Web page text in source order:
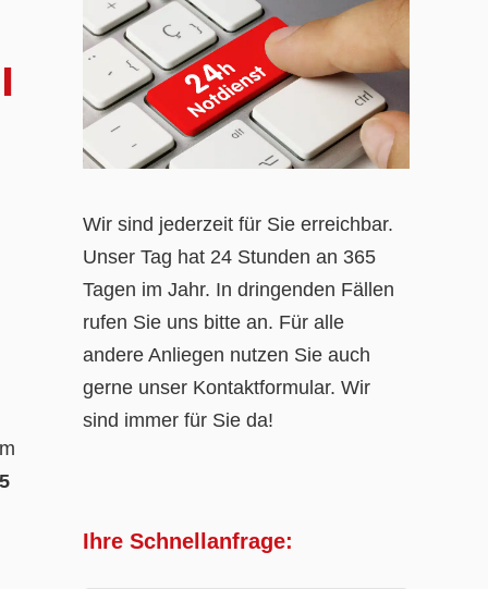
Wir sind jederzeit für Sie erreichbar.
Unser Tag hat 24 Stunden an 365
Tagen im Jahr. In dringenden Fällen
rufen Sie uns bitte an. Für alle
andere Anliegen nutzen Sie auch
gerne unser Kontaktformular. Wir
sind immer für Sie da!
Ihre Schnellanfrage: